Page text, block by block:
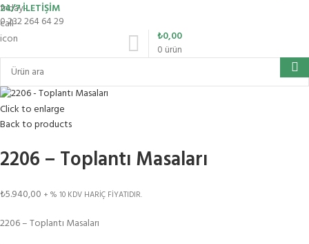
24/7 İLETİŞİM
0 232 264 64 29
0 ürün
₺0,00
Click to enlarge
Back to products
2206 – Toplantı Masaları
₺5.940,00 + % 10 KDV HARİÇ FİYATIDIR.
2206 – Toplantı Masaları